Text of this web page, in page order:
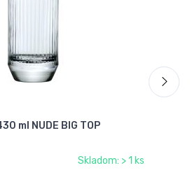
ml NUDE BIG TOP
Skladom: > 1 ks